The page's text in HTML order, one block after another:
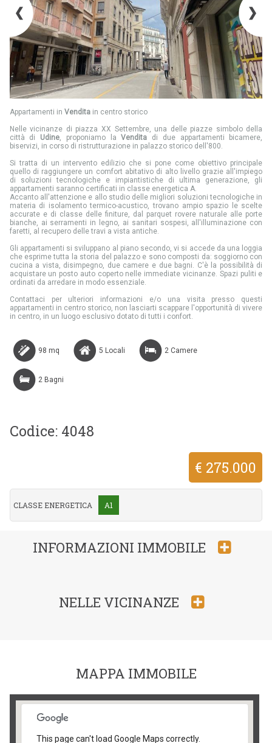
Appartamenti in Venditain centro storico
Nelle vicinanze di piazza XX Settembre, una delle piazze simbolo della
città di Udine, proponiamo laVendita di due appartamenti bicamere,
biservizi, in corso di ristrutturazione in palazzo storico dell'800.
Si tratta di un intervento edilizio che si pone come obiettivo principale
quello di raggiungere un comfort abitativo di alto livello grazie all'impiego
di soluzioni tecnologiche e impiantistiche di ultima generazione, gli
appartamenti saranno certificati in classe energetica A.
Accanto all'attenzione e allo studio delle migliori soluzioni tecnologiche in
materia di isolamento termico-acustico, trovano ampio spazio le scelte
accurate e di classe delle finiture, dal parquet rovere naturale alle porte
bianche, ai serramenti in legno, ai sanitari sospesi, all'illuminazione con
faretti, al recupero delle travi a vista antiche.
Gli appartamenti si sviluppano al piano secondo, vi si accede da una loggia
che esprime tutta la storia del palazzo e sono composti da: soggiorno con
cucina a vista, disimpegno, due camere e due bagni. C'è la possibilità di
acquistare un posto auto coperto nelle immediate vicinanze. Spazi puliti e
ordinati da arredare in modo essenziale.
Contattaci per ulteriori informazioni e/o una visita presso questi
appartamenti in centro storico, non lasciarti scappare l'opportunità di vivere
in centro, in un luogo esclusivo dotato di tutti i confort.
98 mq 5 Locali 2 Camere
2 Bagni
Codice: 4048
€ 275.000
CLASSE ENERGETICA A1
INFORMAZIONI IMMOBILE
NELLE VICINANZE
MAPPA IMMOBILE
This page can't load Google Maps correctly.